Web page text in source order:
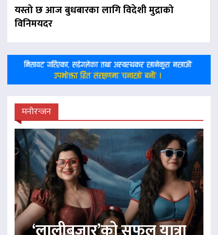
यस्तो छ आज बुधबारका लागि विदेशी मुद्राको
विनिमयदर
मनोरन्जन